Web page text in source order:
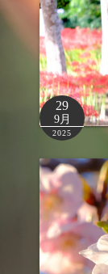
29
9月
2025